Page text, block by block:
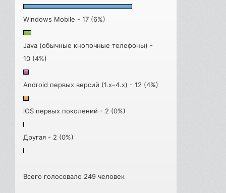
Windows Mobile - 17 (6%)
Java (обычные кнопочные телефоны) -
10 (4%)
Android первых версий (1.x–4.x) - 12 (4%)
iOS первых поколений - 2 (0%)
Другая - 2 (0%)
Всего голосовало 249 человек